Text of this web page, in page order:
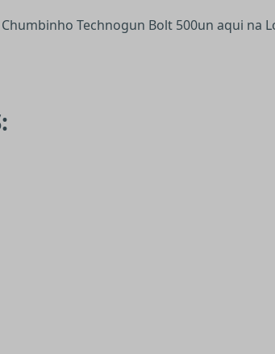
Technogun Bolt 500un aqui na